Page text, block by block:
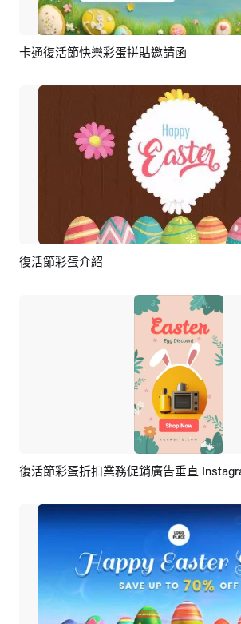
預覽
卡通復活節快樂彩蛋拼貼邀請函
復活節彩蛋介紹
預覽 AI剪同款
復活節彩蛋折扣業務促銷廣告垂直